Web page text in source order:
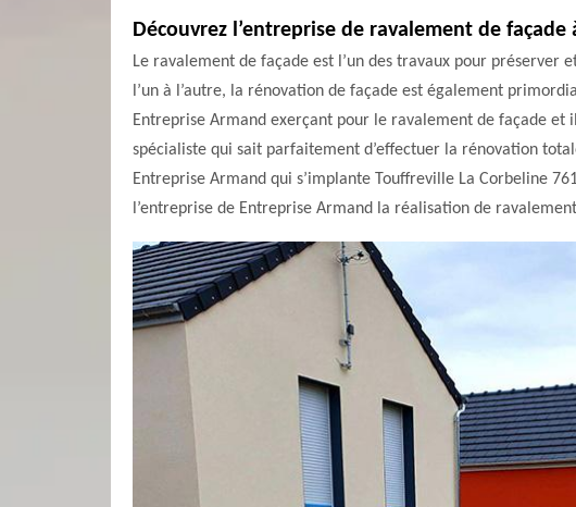
Découvrez l’entreprise de ravalement de
Le ravalement de façade est l’un des travaux pour préserver
l’un à l’autre, la rénovation de façade est également
Entreprise Armand exerçant pour le ravalement de façade et
spécialiste qui sait parfaitement d’effectuer la rénovation
Entreprise Armand qui s’implante Touffreville La Corbeline
l’entreprise de Entreprise Armand la réalisation de